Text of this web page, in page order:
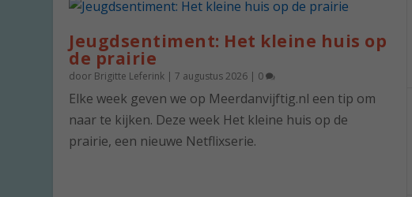
Jeugdsentiment: Het kleine huis op
de prairie
door Brigitte Leferink |7 augustus 2026 | 0
Elke week geven we op Meerdanvijftig.nl een tip om
naar te kijken. Deze week Het kleine huis op de
prairie, een nieuwe Netflixserie.